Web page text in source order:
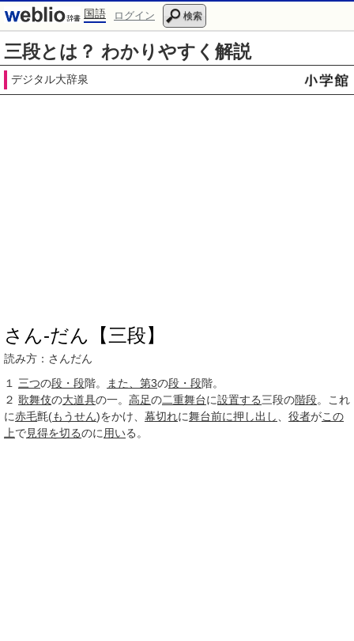
国語 ログイン 検索
三段とは？ わかりやすく解説
デジタル大辞泉
さん‐だん【三段】
読み方：さんだん
１
三つの段・段階。 また、 第3の段・段階。
２ 歌舞伎の大道具の一。 高足の二重舞台に設置する三段の階段。これ
に赤毛氈(もうせん)をかけ、 幕切れに舞台前に押し出し 役者がこの
上で見得を切るのに 用いる。